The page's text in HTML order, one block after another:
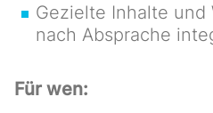
Gezielte Inhalte und
nach Absprache
Für wen: